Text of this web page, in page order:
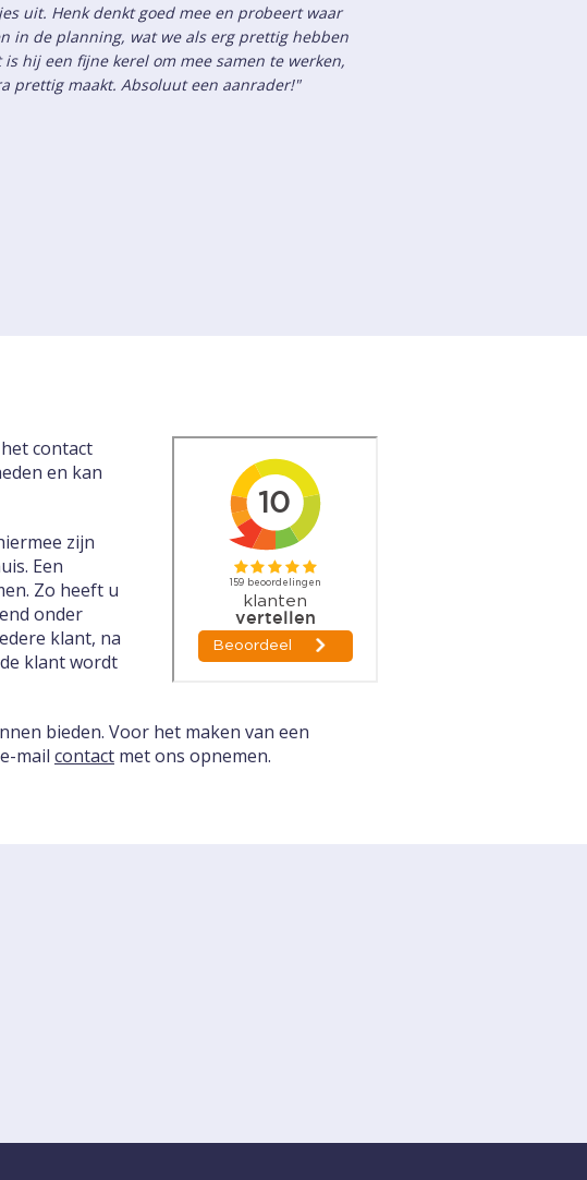
uit. Henk denkt goed mee en probeert waar
in de planning, wat we als erg prettig hebben
is hij een fijne kerel om mee samen te werken,
prettig maakt. Absoluut een aanrader!"
contact
en kan
zijn
Een
Zo heeft u
onder
klant, na
klant wordt
bieden. Voor het maken van een
mail contact met ons opnemen.